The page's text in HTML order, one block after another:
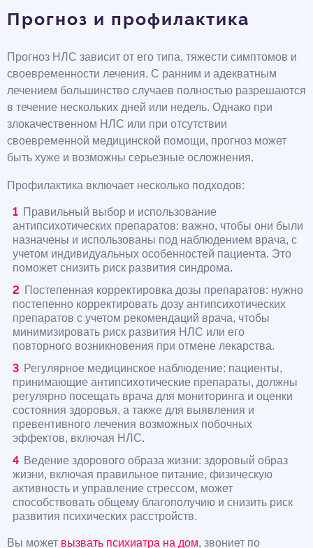
Прогноз и профилактика
Прогноз НЛС зависит от его типа, тяжести симптомов и
своевременности лечения. С ранним и адекватным
лечением большинство случаев полностью разрешаются
в течение нескольких дней или недель. Однако при
злокачественном НЛС или при отсутствии
своевременной медицинской помощи, прогноз может
быть хуже и возможны серьезные осложнения.
Профилактика включает несколько подходов:
Правильный выбор и использование
антипсихотических препаратов: важно, чтобы они были
назначены и использованы под наблюдением врача, с
учетом индивидуальных особенностей пациента. Это
поможет снизить риск развития синдрома.
Постепенная корректировка дозы препаратов: нужно
постепенно корректировать дозу антипсихотических
препаратов с учетом рекомендаций врача, чтобы
минимизировать риск развития НЛС или его
повторного возникновения при отмене лекарства.
Регулярное медицинское наблюдение: пациенты,
принимающие антипсихотические препараты, должны
регулярно посещать врача для мониторинга и оценки
состояния здоровья, а также для выявления и
превентивного лечения возможных побочных
эффектов, включая НЛС.
Ведение здорового образа жизни: здоровый образ
жизни, включая правильное питание, физическую
активность и управление стрессом, может
способствовать общему благополучию и снизить риск
развития психических расстройств.
Вы может вызвать психиатра на дом, звониет по